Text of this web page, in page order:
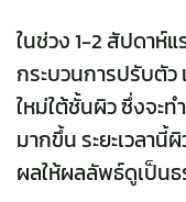
ในช่วง 1-2 สัปดาห์
กระบวนการปรับตัว
ใหม่ใต้ชั้นผิว ซึ่งจะ
มากขึ้น ระยะเวลา
ผลให้ผลลัพธ์ดูเป็น